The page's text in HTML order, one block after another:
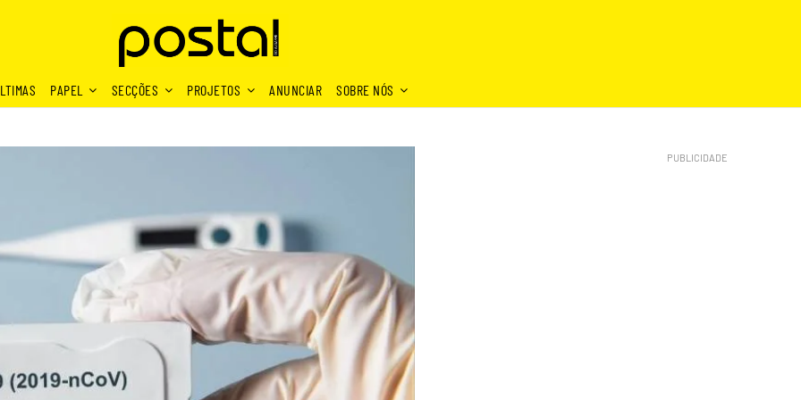
PAPEL SECÇÕES PROJETOS ANUNCIAR SOBRE NÓS